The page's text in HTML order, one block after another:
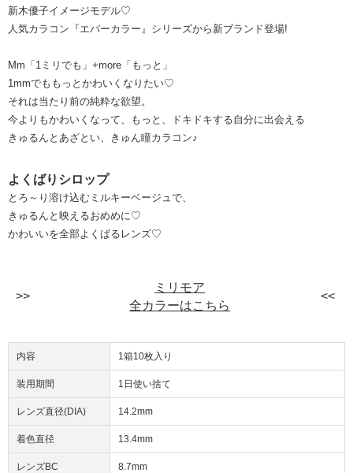
新木優子イメージモデル♡
人気カラコン『エバーカラー』シリーズから新ブランド登場!
Mm「1ミリでも」+more「もっと」
1mmでももっとかわいくなりたい♡
それは当たり前の純粋な欲望。
今よりもかわいくなって、もっと、ドキドキする自分に出会える
きゅるんとあざとい、きゅん瞳カラコン♪
よくばりシロップ
とろ～り溶け込むミルキーベージュで、
きゅるんと映えるおめめに♡
かわいいを全部よくばるレンズ♡
ミリモア
全カラーはこちら
内容 1箱10枚入り
装用期間 1日使い捨て
レンズ直径(DIA) 14.2mm
着色直径 13.4mm
レンズBC 8.7mm